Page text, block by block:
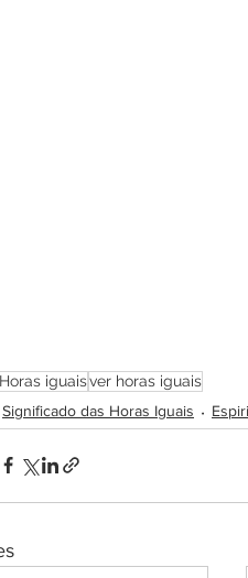
Horas iguaisver horas iguais
Significado das Horas Iguais